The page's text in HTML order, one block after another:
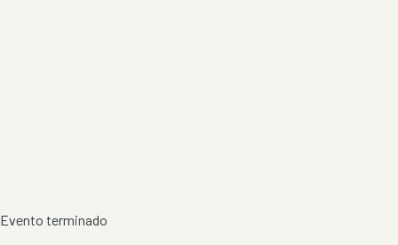
Evento terminado